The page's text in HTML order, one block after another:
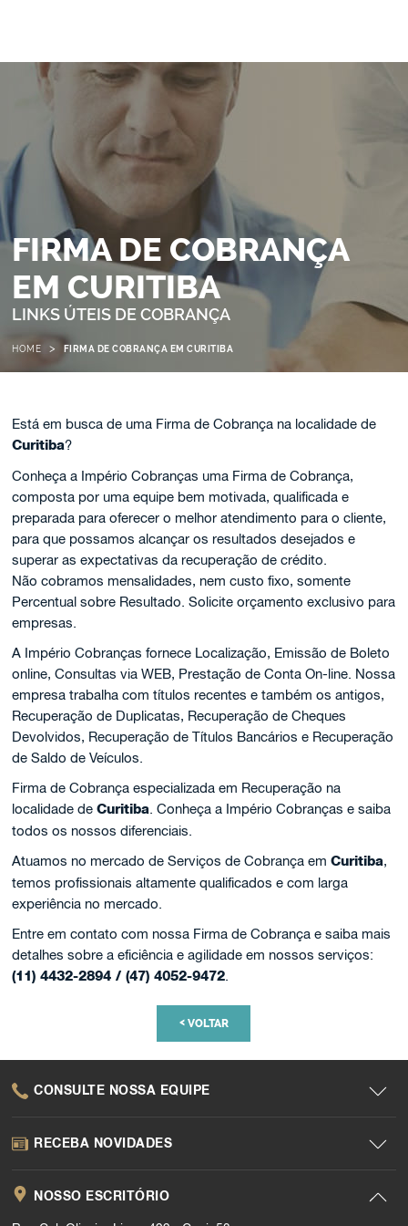
FIRMA DE COBRANÇA
EM CURITIBA
LINKS ÚTEIS DE COBRANÇA
HOME > FIRMA DE COBRANÇA EM CURITIBA
Está em busca de uma Firma de Cobrança na localidade de
Curitiba?
Conheça a Império Cobranças uma Firma de Cobrança,
composta por uma equipe bem motivada, qualificada e
preparada para oferecer o melhor atendimento para o cliente,
para que possamos alcançar os resultados desejados e
superar as expectativas da recuperação de crédito.
Não cobramos mensalidades, nem custo fixo, somente
Percentual sobre Resultado. Solicite orçamento exclusivo para
empresas.
A Império Cobranças fornece Localização, Emissão de Boleto
online, Consultas via WEB, Prestação de Conta On-line. Nossa
empresa trabalha com títulos recentes e também os antigos,
Recuperação de Duplicatas, Recuperação de Cheques
Devolvidos, Recuperação de Títulos Bancários e Recuperação
de Saldo de Veículos.
Firma de Cobrança especializada em Recuperação na
localidade deCuritiba. Conheça a Império Cobranças e saiba
todos os nossos diferenciais.
Atuamos no mercado de Serviços de Cobrança emCuritiba,
temos profissionais altamente qualificados e com larga
experiência no mercado.
Entre em contato com nossa Firma de Cobrança e saiba mais
detalhes sobre a eficiência e agilidade em nossos serviços:
(11) 4432-2894 / (47) 4052-9472.
<VOLTAR
CONSULTE NOSSA EQUIPE
RECEBA NOVIDADES
NOSSO ESCRITÓRIO